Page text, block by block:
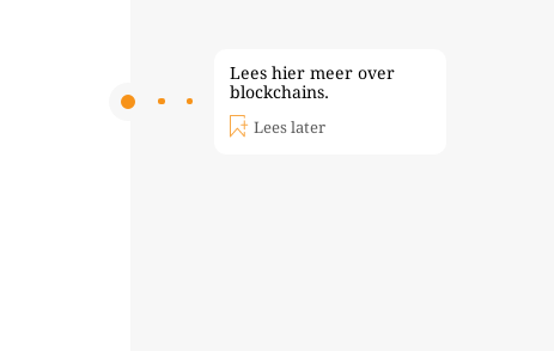
Lees hier meer over
blockchains.
Lees later